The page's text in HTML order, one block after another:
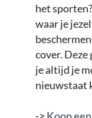
het
waar je
cover.
je altijd je
nieuwstaat